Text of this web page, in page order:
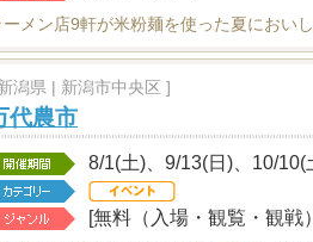
ーメン店9軒が米粉麺を使った夏におい
潟県 | 新潟市中央区 ]
代農市
8/1(土)、9/13(日)、10/10(
[無料（入場・観覧・観戦